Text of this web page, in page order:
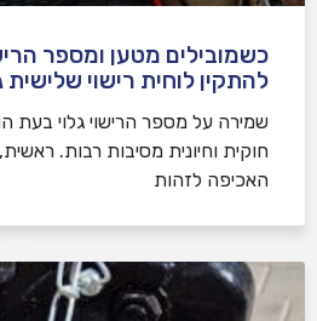
כשמובילים מטען ומספר
להתקין לוחית רישוי שלישית
שמירה על מספר הרישוי גלוי בעת
חוקית וחיונית מסיבות רבות.
האכיפה לזהות